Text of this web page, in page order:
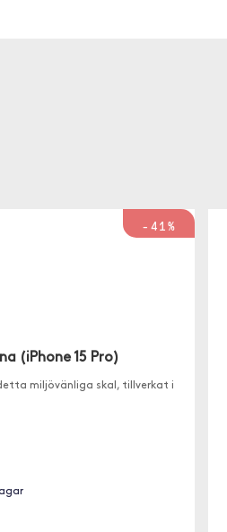
-41%
(iPhone 15 Pro)
miljövänliga skal, tillverkat i